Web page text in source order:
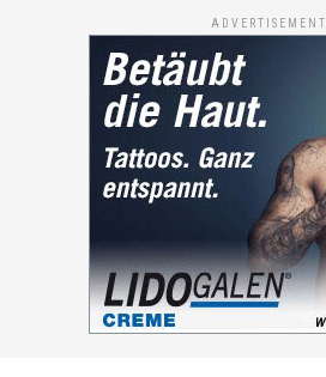
ADVERTISEMENT